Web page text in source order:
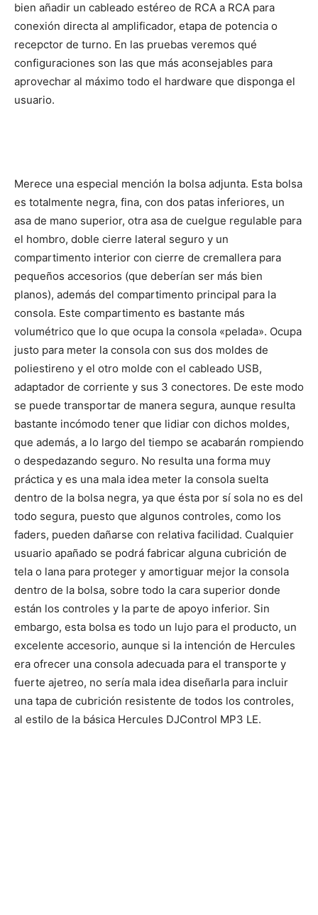
bien añadir un cableado estéreo de RCA a RCA para
conexión directa al amplificador, etapa de potencia o
recepctor de turno. En las pruebas veremos qué
configuraciones son las que más aconsejables para
aprovechar al máximo todo el hardware que disponga el
usuario.
Merece una especial mención la bolsa adjunta. Esta bolsa
es totalmente negra, fina, con dos patas inferiores, un
asa de mano superior, otra asa de cuelgue regulable para
el hombro, doble cierre lateral seguro y un
compartimento interior con cierre de cremallera para
pequeños accesorios (que deberían ser más bien
planos), además del compartimento principal para la
consola. Este compartimento es bastante más
volumétrico que lo que ocupa la consola «pelada». Ocupa
justo para meter la consola con sus dos moldes de
poliestireno y el otro molde con el cableado USB,
adaptador de corriente y sus 3 conectores. De este modo
se puede transportar de manera segura, aunque resulta
bastante incómodo tener que lidiar con dichos moldes,
que además, a lo largo del tiempo se acabarán rompiendo
o despedazando seguro. No resulta una forma muy
práctica y es una mala idea meter la consola suelta
dentro de la bolsa negra, ya que ésta por sí sola no es del
todo segura, puesto que algunos controles, como los
faders, pueden dañarse con relativa facilidad. Cualquier
usuario apañado se podrá fabricar alguna cubrición de
tela o lana para proteger y amortiguar mejor la consola
dentro de la bolsa, sobre todo la cara superior donde
están los controles y la parte de apoyo inferior. Sin
embargo, esta bolsa es todo un lujo para el producto, un
excelente accesorio, aunque si la intención de Hercules
era ofrecer una consola adecuada para el transporte y
fuerte ajetreo, no sería mala idea diseñarla para incluir
una tapa de cubrición resistente de todos los controles,
al estilo de la básica Hercules DJControl MP3 LE.